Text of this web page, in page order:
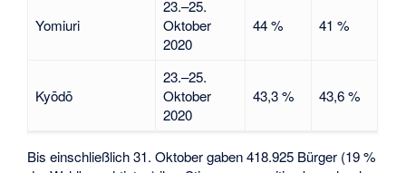
Yomiuri
23.–25.
Oktober
2020
44 % 41 %
Kyōdō
23.–25.
Oktober
2020
43,3 % 43,6 %
Bis einschließlich 31. Oktober gaben 418.925 Bürger (19 %